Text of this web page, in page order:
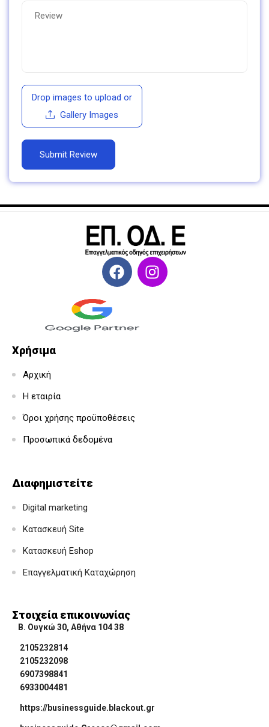
Drop images to upload or
Gallery Images
Χρήσιμα
Αρχική
Η εταιρία
Όροι χρήσης προϋποθέσεις
Προσωπικά δεδομένα
Διαφημιστείτε
Digital marketing
Κατασκευή Site
Κατασκευή Eshop
Επαγγελματική Καταχώρηση
Στοιχεία επικοινωνίας
Β. Ουγκώ 30, Αθήνα 104 38
2105232814
2105232098
6907398841
6933004481
https://businessguide.blackout.gr